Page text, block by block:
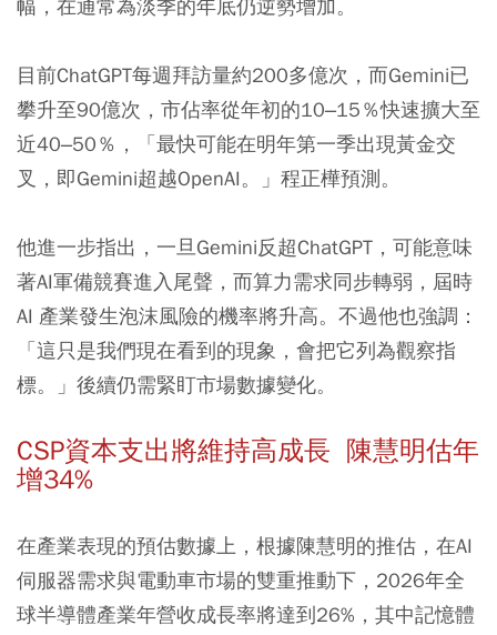
幅，在通常為淡季的年底仍逆勢增加。
目前ChatGPT每週拜訪量約200多億次，而Gemini已
攀升至90億次，市佔率從年初的10–15％快速擴大至
近40–50％，「最快可能在明年第一季出現黃金交
叉，即Gemini超越OpenAI。」程正樺預測。
他進一步指出，一旦Gemini反超ChatGPT，可能意味
著AI軍備競賽進入尾聲，而算力需求同步轉弱，屆時
AI 產業發生泡沫風險的機率將升高。不過他也強調：
「這只是我們現在看到的現象，會把它列為觀察指
標。」後續仍需緊盯市場數據變化。
CSP資本支出將維持高成長 陳慧明估年
增34%
在產業表現的預估數據上，根據陳慧明的推估，在AI
伺服器需求與電動車市場的雙重推動下，2026年全
球半導體產業年營收成長率將達到26%，其中記憶體